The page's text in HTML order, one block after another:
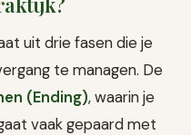
uit drie fasen die je
te managen. De
(Ending), waarin je
vaak gepaard met